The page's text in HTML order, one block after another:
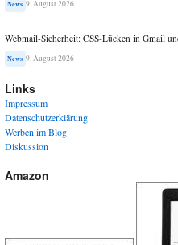
News 9. August 2026
Webmail-Sicherheit: CSS-Lücken in Gmail
News 9. August 2026
Links
Impressum
Datenschutzerklärung
Werben im Blog
Diskussion
Amazon